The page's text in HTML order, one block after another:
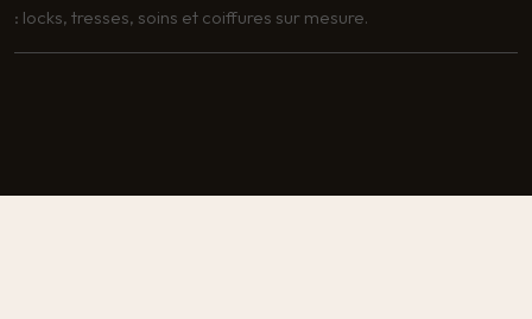
: locks, tresses, soins et coiffures sur mesure.